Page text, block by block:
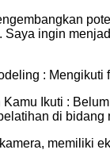
ingin
: Mengikuti
Ikuti :
di
memiliki